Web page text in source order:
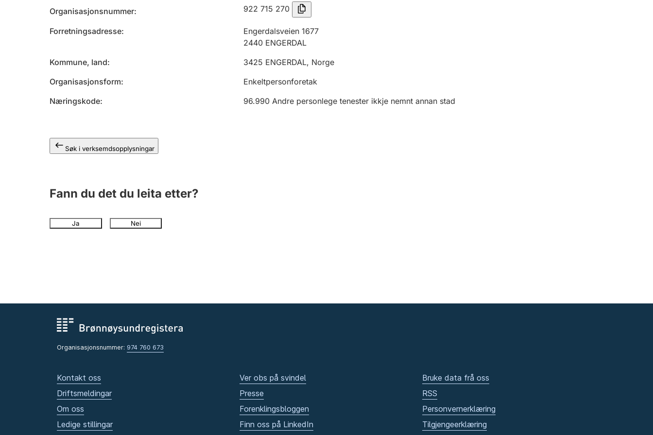
Organisasjonsnummer 922 715 270
Forretningsadresse
Engerdalsveien 1677
2440 ENGERDAL
Kommune, land
3425 ENGERDAL, Norge
Organisasjonsform
Enkeltpersonforetak
Næringskode
96.990 Andre personlege tenester ikkje nemnt annan stad
Søk i verksemdsopplysningar
Fann du det du leita etter?
Ja Nei
Organisasjonsnummer: 974 760 673
Kontakt oss
Driftsmeldingar
Om oss
Ledige stillingar
Ver obs på svindel
Presse
Forenklingsbloggen
Finn oss på LinkedIn
Bruke data frå oss
RSS
Personvernerklæring
Tilgjengeerklæring